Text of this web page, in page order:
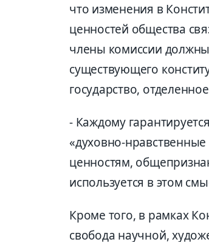
что изменения в
ценностей общества
члены комиссии
существующего
государство,
- Каждому
«духовно-
ценностям,
используется в этом
Кроме того, в рамках
свобода научной,